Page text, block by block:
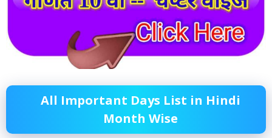
All Important Days List in Hindi
Month Wise